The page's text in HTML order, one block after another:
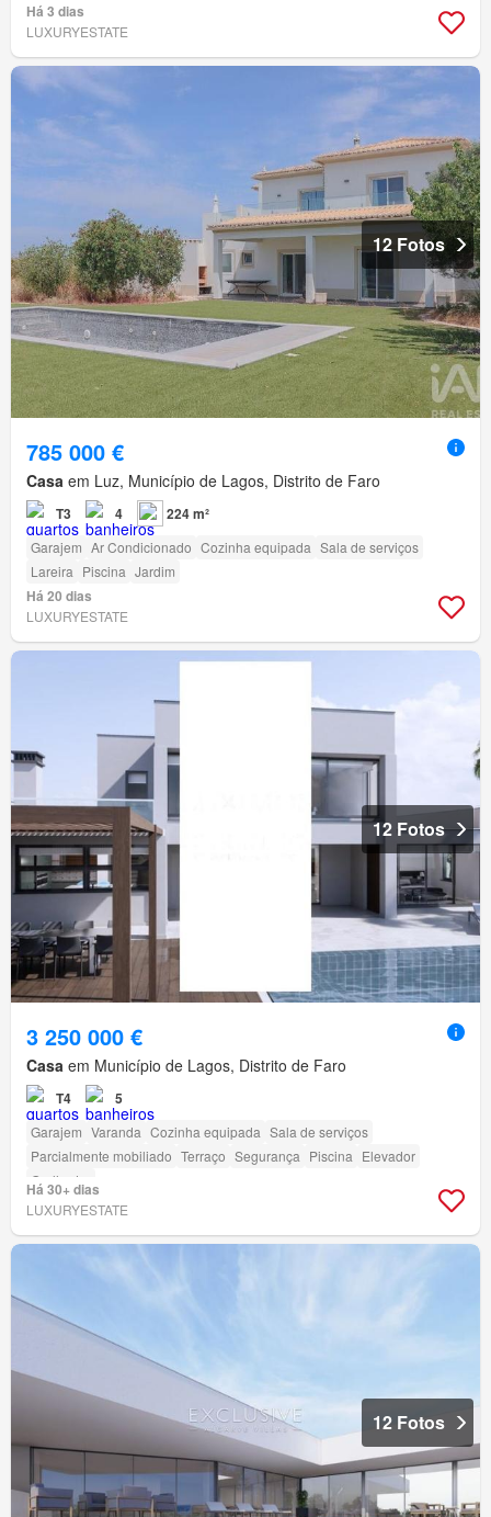
Há 3 dias
LUXURYESTATE
12 Fotos
785 000 €
Casa em Luz, Município de Lagos, Distrito de Faro
T3 4 224 m²
Garajem Ar Condicionado Cozinha equipada Sala de serviços
Lareira Piscina Jardim
Há 20 dias
LUXURYESTATE
12 Fotos
3 250 000 €
Casa em Município de Lagos, Distrito de Faro
T4 5
Garajem Varanda Cozinha equipada Sala de serviços
Parcialmente mobiliado Terraço Segurança Piscina Elevador
Grelhador
Há 30+ dias
LUXURYESTATE
12 Fotos